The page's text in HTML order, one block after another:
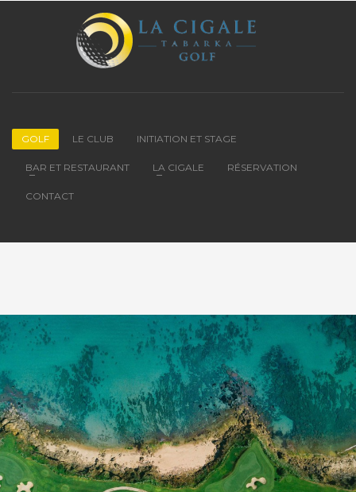
GOLF LE CLUB INITIATION ET STAGE
BAR ET RESTAURANT LA CIGALE RÉSERVATION
CONTACT